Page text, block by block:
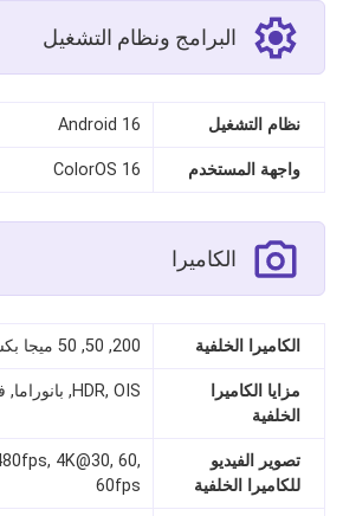
البرامج ونظام التشغيل
نظام التشغيل Android 16
واجهة المستخدم ColorOS 16
الكاميرا
الكاميرا الخلفية 200, 50, 50 ميجا بكسل
مزايا الكاميرا
الخلفية
HDR, OIS, بانوراما, فلاش ليد
تصوير الفيديو
للكاميرا الخلفية
4K@30, 60,
60fps